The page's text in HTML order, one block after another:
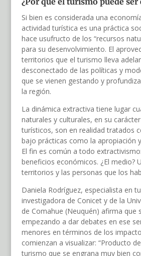
Si bien es considerada una
actividad turística es una práctica
hace usufructo de los “recursos
para su desenvolvimiento. El
territorios que el turismo lleva
desconectado de las políticas y
que se vienen gestando y
la región.
La dinámica extractiva tiene lugar
naturales y culturales, en su
turísticos, son en realidad tratados
bajo prácticas como la apropiación
El fin es común a todo
beneficios económicos. ¿El medio?
territorios y las personas que los
Daniela Rodríguez, especialista en
investigadora de Conicet y de la
de Comahue (Neuquén) afirma que
empezando a dar debates en ese
menores en términos de los
comienzan a visualizar: “Producto
turismo que se engrana muy bien